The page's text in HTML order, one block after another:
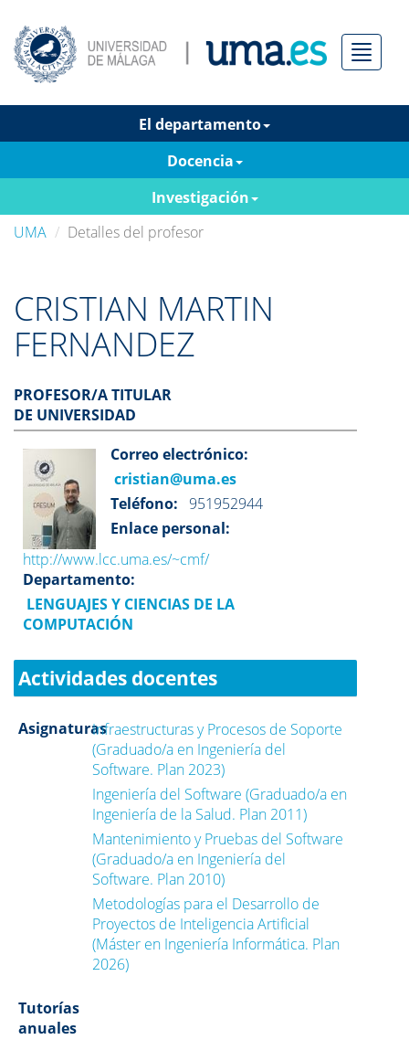
Menú
El departamento
Docencia
Investigación
UMA
Detalles del profesor
CRISTIAN MARTIN
FERNANDEZ
PROFESOR/A TITULAR
DE UNIVERSIDAD
Correo electrónico:
cristian@uma.es
Teléfono: 951952944
Enlace personal:
http://www.lcc.uma.es/~cmf/
Departamento:
LENGUAJES Y CIENCIAS DE LA
COMPUTACIÓN
Actividades docentes
AsignaturasInfraestructuras y Procesos de Soporte
(Graduado/a en Ingeniería del
Software. Plan 2023)
Ingeniería del Software (Graduado/a en
Ingeniería de la Salud. Plan 2011)
Mantenimiento y Pruebas del Software
(Graduado/a en Ingeniería del
Software. Plan 2010)
Metodologías para el Desarrollo de
Proyectos de Inteligencia Artificial
(Máster en Ingeniería Informática. Plan
2026)
Tutorías
anuales